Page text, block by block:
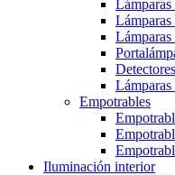
Empotrables
Iluminación interior